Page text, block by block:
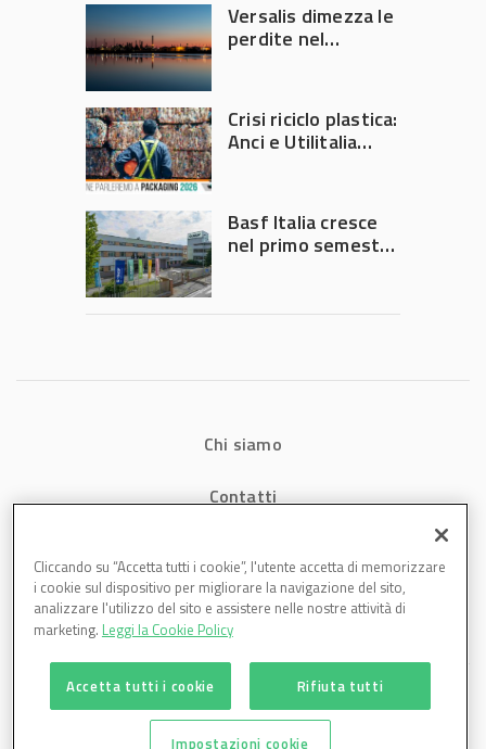
Versalis dimezza le
perdite nel
Crisi riciclo plastica:
Anci e Utilitalia
Governo
Basf Italia cresce
nel primo semestre
Chi siamo
Contatti
Cookies
Cliccando su “Accetta tutti i cookie”, l'utente accetta di memorizzare
i cookie sul dispositivo per migliorare la navigazione del sito,
analizzare l'utilizzo del sito e assistere nelle nostre attività di
marketing. Leggi la Cookie Policy
Accetta tutti i cookie Rifiuta tutti
Impostazioni cookie